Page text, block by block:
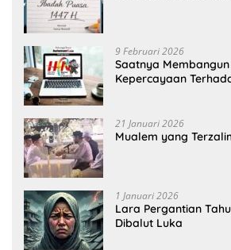
9 Februari 2026
Saatnya
Kepercayaan
21 Januari 2026
Mualem yang
1 Januari 2026
Lara Pergantian
Dibalut Luka